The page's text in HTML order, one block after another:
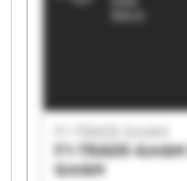
F1-TRADE-GmbH
GmbH